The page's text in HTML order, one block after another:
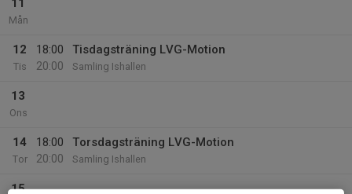
11
Mån
12
Tis
18:00
20:00
Tisdagsträning LVG-Motion
Samling Ishallen
13
Ons
14
Tor
18:00
20:00
Torsdagsträning LVG-Motion
Samling Ishallen
15